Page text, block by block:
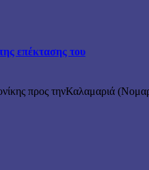
επέκτασης του
προς τηνΚαλαμαριά